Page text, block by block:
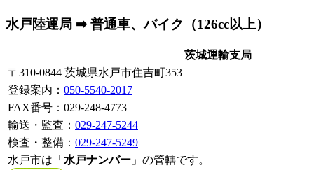
水戸陸運局 ➡ 普通車、バイク（126cc以上）
茨城運輸支局
〒310-0844 茨城県水戸市住吉町353
登録案内 ： 050-5540-2017
FAX番号：029-248-4773
輸送・監査： 029-247-5244
検査・整備： 029-247-5249
水戸市は「 水戸ナンバー 」の管轄です。